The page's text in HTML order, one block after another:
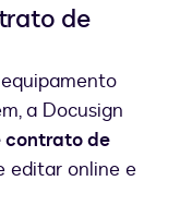
de
a Docusign
contrato de
editar online e